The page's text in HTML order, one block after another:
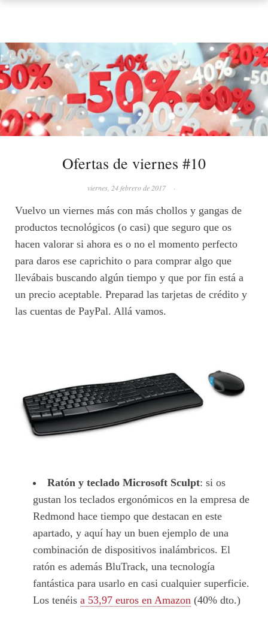
Ofertas de viernes #10
viernes, 24 febrero de 2017 ·
Vuelvo un viernes más con más chollos y gangas de
productos tecnológicos (o casi) que seguro que os
hacen valorar si ahora es o no el momento perfecto
para daros ese caprichito o para comprar algo que
llevábais buscando algún tiempo y que por fin está a
un precio aceptable. Preparad las tarjetas de crédito y
las cuentas de PayPal. Allá vamos.
Ratón y teclado Microsoft Sculpt: si os
gustan los teclados ergonómicos en la empresa de
Redmond hace tiempo que destacan en este
apartado, y aquí hay un buen ejemplo de una
combinación de dispositivos inalámbricos. El
ratón es además BluTrack, una tecnología
fantástica para usarlo en casi cualquier superficie.
Los tenéis a 53,97 euros en Amazon (40% dto.)